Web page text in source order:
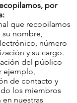
por
que recopilamos
nombre,
número
y su cargo.
del público
ejemplo,
de contacto y
los miembros
nuestras